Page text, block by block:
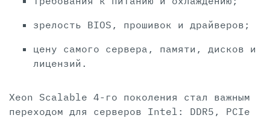
зрелость BIOS, прошивок и драйверов;
цену самого сервера, памяти, дисков и
лицензий.
Xeon Scalable 4-го поколения стал важным
переходом для серверов Intel: DDR5, PCIe